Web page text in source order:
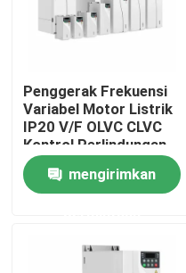
Tur Pabrik
Hubungi Kami
Berita
Penggerak Frekuensi
Variabel Motor Listrik
IP20 V/F OLVC CLVC
Kontrol Perlindungan
Tali Anti Lolos
mengirimkan